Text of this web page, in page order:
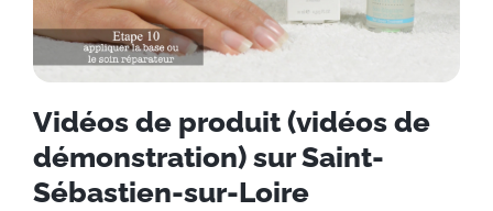
Vidéos de produit (vidéos de
démonstration) sur Saint-
Sébastien-sur-Loire